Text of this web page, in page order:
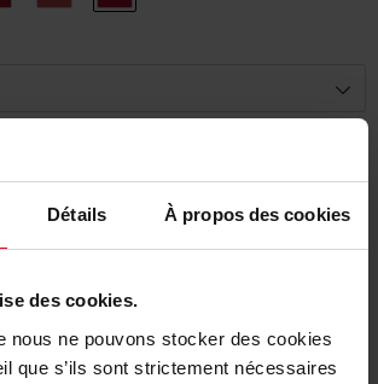
Détails À propos des cookies
des cookies.
nous ne pouvons stocker des cookies
que s’ils sont strictement nécessaires
AfriqueCape
disponible pour le moment
à partir de 50€
dans votre magasin